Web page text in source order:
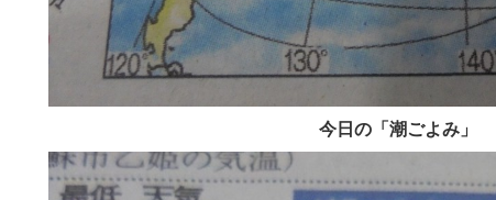
今日の「潮ごよみ」